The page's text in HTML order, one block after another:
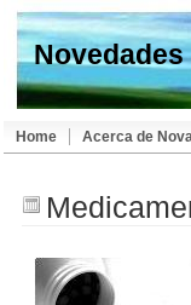
Home Acerca de